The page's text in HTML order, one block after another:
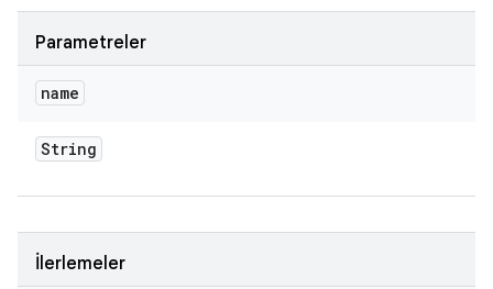
Parametreler
name
String
İlerlemeler